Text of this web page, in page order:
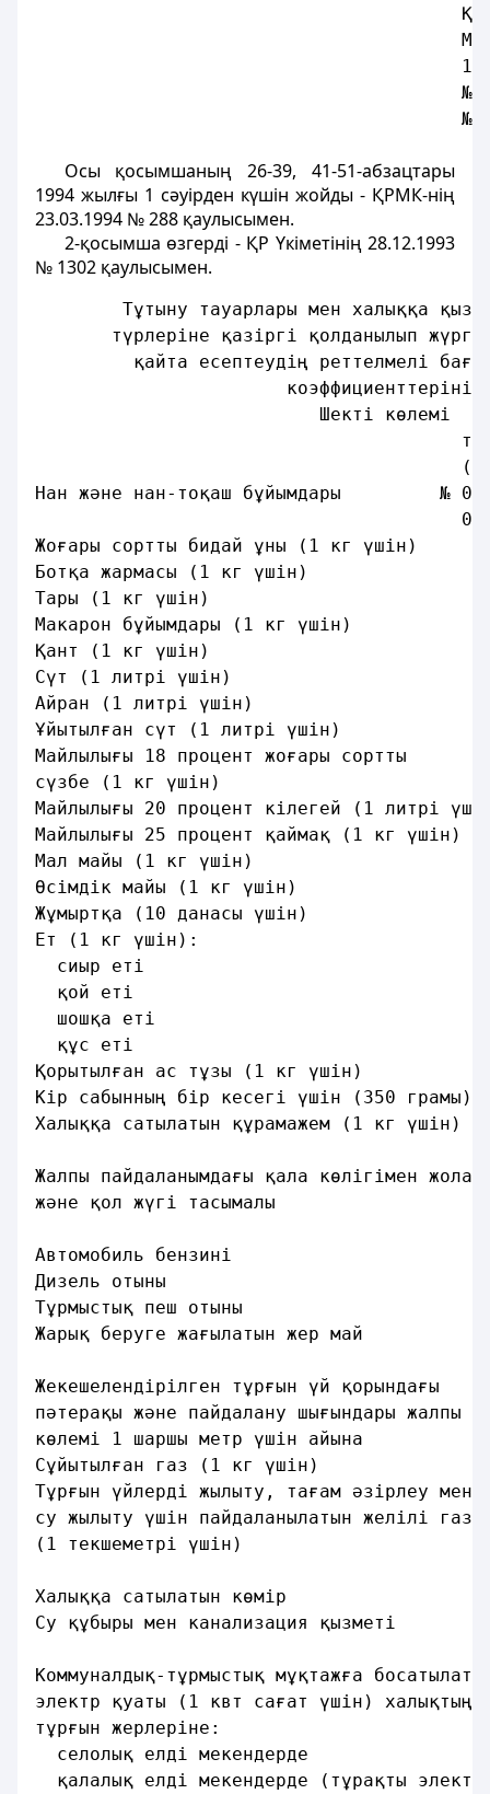
Қазақстан
Министрлер
1993 жылғы 12
№ 1121
№ 2
Осы қосымшаның 26-39, 41-51-абзацтары
1994 жылғы 1 сәуiрден күшiн жойды - ҚРМК-нің
23.03.1994 № 288 қаулысымен.
2-қосымша өзгерді - ҚР Үкіметінiң 28.12.1993
№ 1302 қаулысымен.
Тұтыну тауарлары мен халыққа қызмет
түрлерiне қазiргi қолданылып жүрген
қайта есептеудiң реттелмелi
коэффициенттерiнiң
Шектi көлемi
теңге мен
(ҚҚС-
Нан және нан-тоқаш бұйымдары         №
0,008
Жоғары сортты бидай ұны (1 кг үшiн)
Ботқа жармасы (1 кг үшiн)
Тары (1 кг үшiн)
Макарон бұйымдары (1 кг үшiн)
Қант (1 кг үшiн)
Сүт (1 литрi үшiн)
Айран (1 литрi үшiн)
Ұйытылған сүт (1 литрi үшiн)
Майлылығы 18 процент жоғары сортты
сүзбе (1 кг үшiн)
Майлылығы 20 процент кiлегей (1 литрi
Майлылығы 25 процент қаймақ (1 кг үшiн)
Мал майы (1 кг үшiн)
Өсiмдiк майы (1 кг үшiн)
Жұмыртқа (10 данасы үшiн)
Ет (1 кг үшiн):
сиыр етi
қой етi
шошқа етi
құс етi
Қорытылған ас тұзы (1 кг үшiн)
Кiр сабынның бiр кесегi үшiн (350 грамы)
Халыққа сатылатын құрамажем (1 кг үшiн)
Жалпы пайдаланымдағы қала көлiгiмен
және қол жүгi тасымалы
Автомобиль бензинi
Дизель отыны
Тұрмыстық пеш отыны
Жарық беруге жағылатын жер май
Жекешелендiрiлген тұрғын үй қорындағы
пәтерақы және пайдалану шығындары жалпы
көлемi 1 шаршы метр үшiн айына
Сұйытылған газ (1 кг үшiн)
Тұрғын үйлердi жылыту, тағам әзiрлеу мен
су жылыту үшiн пайдаланылатын желiлi газ
(1 текшеметрi үшiн)
Халыққа сатылатын көмiр
Су құбыры мен канализация қызметi
Коммуналдық-тұрмыстық мұқтажға
электр қуаты (1 квт сағат үшiн) халықтың
тұрғын жерлерiне:
селолық елдi мекендерде
қалалық елдi мекендерде (тұрақты электр